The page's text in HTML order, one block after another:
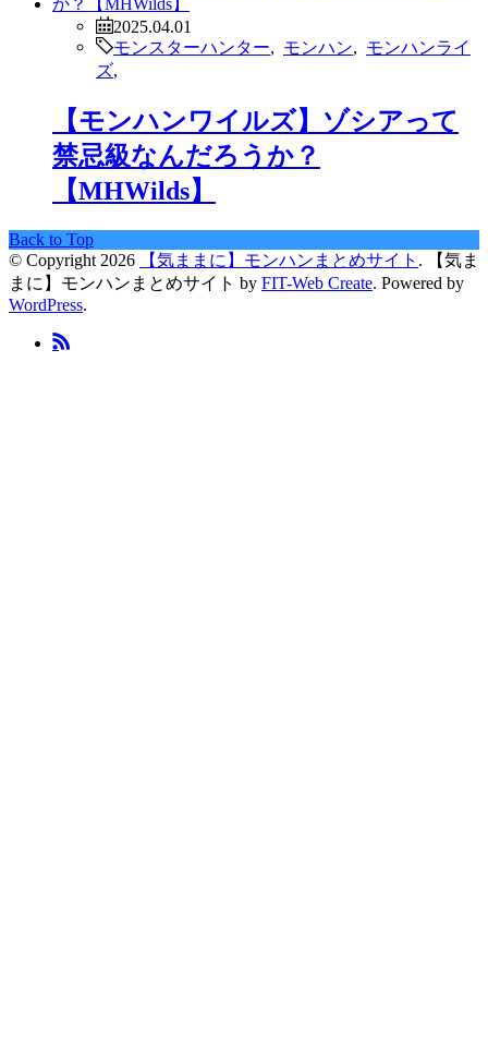
2025.04.01
モンスターハンター
モンハン
モンハンライ
ズ
【モンハンワイルズ】ゾシアって
禁忌級なんだろうか？
【MHWilds】
Back to Top
© Copyright 2026
【気ままに】モンハンまとめサイト .
【気ま
まに】モンハンまとめサイト by FIT-Web Create. Powered by
WordPress.